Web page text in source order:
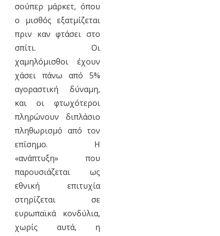
σούπερ μάρκετ, όπου
ο μισθός εξατμίζεται
πριν καν φτάσει στο
σπίτι. Οι
χαμηλόμισθοι έχουν
χάσει πάνω από 5%
αγοραστική δύναμη,
και οι φτωχότεροι
πληρώνουν διπλάσιο
πληθωρισμό από τον
επίσημο. Η
«ανάπτυξη» που
παρουσιάζεται ως
εθνική επιτυχία
στηρίζεται σε
ευρωπαϊκά κονδύλια,
χωρίς αυτά, η